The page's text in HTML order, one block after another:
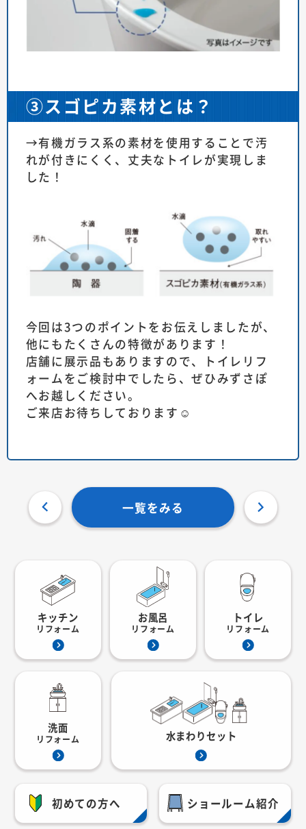
③スゴピカ素材とは？
→有機ガラス系の素材を使用することで汚
れが付きにくく、丈夫なトイレが実現しま
した！
今回は3つのポイントをお伝えしましたが、
他にもたくさんの特徴があります！
店舗に展示品もありますので、トイレリフ
ォームをご検討中でしたら、ぜひみずさぽ
へお越しください。
ご来店お待ちしております☺
一覧をみる
キッチン
リフォーム
お風呂
リフォーム
トイレ
リフォーム
洗面
リフォーム 水まわりセット
初めての方へ ショールーム紹介